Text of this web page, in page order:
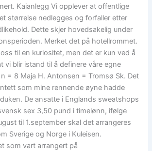
Kaianlegg Vi opplever at offentlige
størrelse nedlegges og forfaller etter
Dette skjer hovedsakelig under
Merket det på hotellrommet.
til en kuriositet, men det er kun ved å
vi blir istand til å definere våre egne
= 8 Maja H. Antonsen = Tromsø Sk. Det
som mine rennende øyne hadde
De ansatte i Englands sweatshops
sex 3,50 pund i timelønn, ifølge
til 1.september skal det arrangeres
Sverige og Norge i Kuleisen.
som vart arrangert på